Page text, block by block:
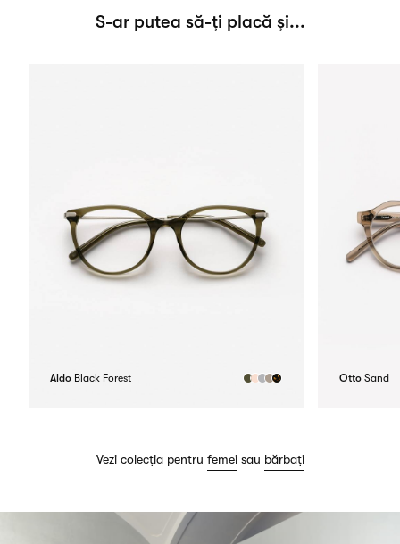
S-ar putea să-ți placă și...
Aldo Black Forest Otto Sand
Vezi colecția pentru femei sau bărbați